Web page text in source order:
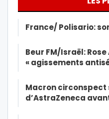
France/ Polisario:
Beur FM/Israël:
« agissements
Macron circonspect
d’AstraZeneca